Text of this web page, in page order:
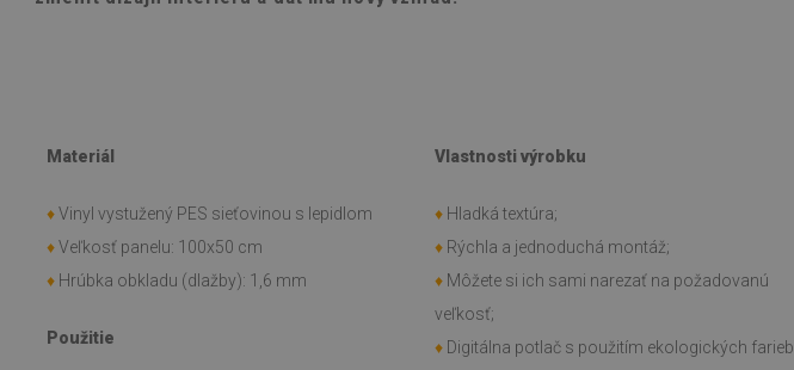
Materiál
♦Vinyl vystužený PES sieťovinou s lepidlom
♦Veľkosť panelu: 100x50 cm
♦ Hrúbka obkladu (dlažby): 1,6 mm
Použitie
Vlastnosti výrobku
♦ Hladká textúra;
♦ Rýchla a jednoduchá montáž;
♦ Môžete si ich sami narezať na požadovanú
veľkosť;
♦ Digitálna potlač s použitím ekologických farieb